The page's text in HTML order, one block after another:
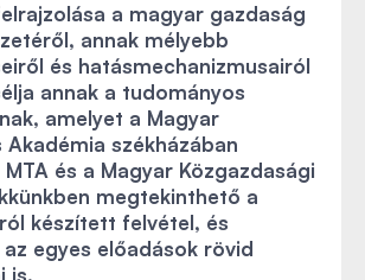
a magyar gazdaság
annak mélyebb
és hatásmechanizmusairól
annak a tudományos
amelyet a Magyar
Akadémia székházában
és a Magyar Közgazdasági
megtekinthető a
készített felvétel, és
egyes előadások rövid
is.